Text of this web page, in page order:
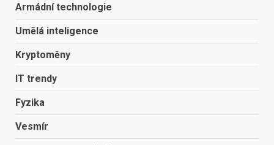
Armádní technologie
Umělá inteligence
Kryptoměny
IT trendy
Fyzika
Vesmír